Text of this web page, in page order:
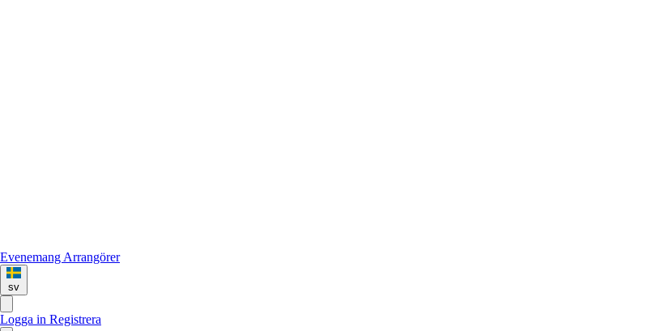
Evenemang Arrangörer
sv
Logga in Registrera